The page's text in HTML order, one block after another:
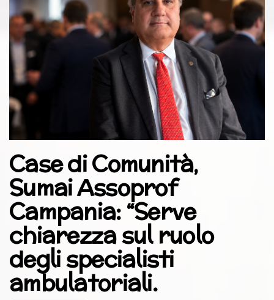
Case di Comunità,
Sumai Assoprof
Campania: “Serve
chiarezza sul ruolo
degli specialisti
ambulatoriali.